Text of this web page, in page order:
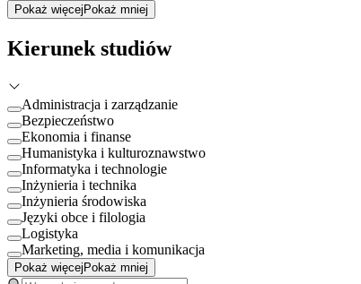
Pokaż więcej Pokaż mniej
Kierunek studiów
Administracja i zarządzanie
Bezpieczeństwo
Ekonomia i finanse
Humanistyka i kulturoznawstwo
Informatyka i technologie
Inżynieria i technika
Inżynieria środowiska
Języki obce i filologia
Logistyka
Marketing, media i komunikacja
Pokaż więcejPokaż mniej